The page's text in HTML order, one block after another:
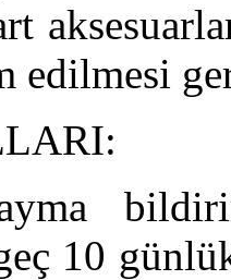
edilmesi
10